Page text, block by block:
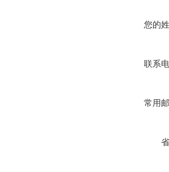
您的
联系
常用